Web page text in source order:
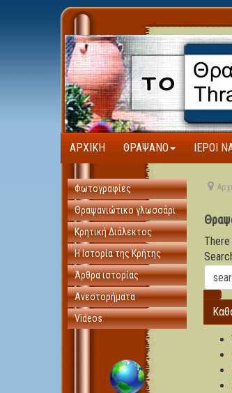
ΑΡΧΙΚΉ ΘΡΑΨΑΝΌ ΙΕΡΟΊ
Φωτογραφίες
Θραψανιώτικο γλωσσάρι
Κρητική Διάλεκτος
Η Ιστορία της Κρήτης
Άρθρα ιστορίας
Ανεστορήματα
Videos